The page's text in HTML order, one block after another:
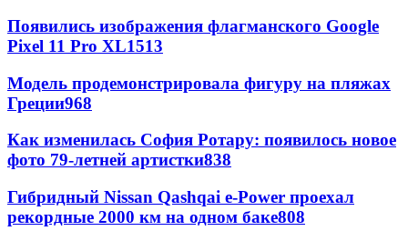
Появились изображения флагманского Google
Pixel 11 Pro XL1513
Модель продемонстрировала фигуру на пляжах
Греции968
Как изменилась София Ротару: появилось новое
фото 79-летней артистки838
Гибридный Nissan Qashqai e-Power проехал
рекордные 2000 км на одном баке808